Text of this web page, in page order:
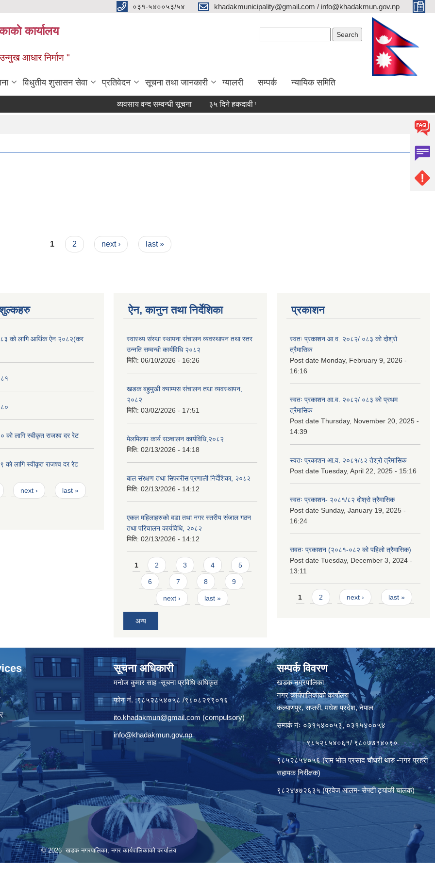
०३१-५४००५३/५४ khadakmunicipality@gmail.com / info@khadakmun.gov.np
कार्यालय
आधार निर्माण "
विधुतीय शुसासन सेवा प्रतिवेदन सूचना तथा जानकारी ग्यालरी सम्पर्क न्यायिक समिति
व्यवसाय वन्द सम्वन्धी सूचना ३५ दिने हकदावी सम्वन्धी सार्वजनिक सूचना
1 2 next › last »
को लागि आर्थिक ऐन २०८२(कर
लागि स्वीकृत राजश्व दर रेट
लागि स्वीकृत राजश्व दर रेट
next › last »
ऐन, कानुन तथा निर्देशिका
स्वास्थ्य संस्था स्थापना संचालन व्यवस्थापन तथा स्तर
उन्नति सम्वन्धी कार्यविधि २०८२
मिति: 06/10/2026 - 16:26
खडक बहुमुखी क्याम्पस संचालन तथा व्यवस्थापन,
२०८२
मिति: 03/02/2026 - 17:51
मेलमिलाप कार्य सञ्चालन कार्यविधि,२०८२
मिति: 02/13/2026 - 14:18
बाल संरक्षण तथा सिफारीस प्रणाली निर्देशिका, २०८२
मिति: 02/13/2026 - 14:12
एकल महिलाहरुको वडा तथा नगर स्तरीय संजाल गठन
तथा परिचालन कार्यविधि, २०८२
मिति: 02/13/2026 - 14:12
Pages
1 2 3 4 5
6 7 8 9
next › last »
अन्य
प्रकाशन
स्वतः प्रकाशन आ.व. २०८२/ ०८३ को दोश्रो
त्रैमासिक
Post date Monday, February 9, 2026 -
16:16
स्वतः प्रकाशन आ.व. २०८२/ ०८३ को प्रथम
त्रैमासिक
Post date Thursday, November 20, 2025 -
14:39
स्वतः प्रकाशन आ.व. २०८१/८२ तेश्रो त्रैमासिक
Post date Tuesday, April 22, 2025 - 15:16
स्वतः प्रकाशन- २०८१/८२ दोश्रो त्रैमासिक
Post date Sunday, January 19, 2025 -
16:24
सवतः प्रकाशन (२०८१-०८२ को पहिलो त्रैमासिक)
Post date Tuesday, December 3, 2024 -
13:11
Pages
1 2 next › last »
सूचना अधिकारी
मनाेज कुमार साह -सूचना प्रविधि अधिकृत
फोन नं. :९८५२८५४०५८ /९८०८२९९०१६
ito.khadakmun@gmail.com (compulsory)
info@khadakmun.gov.np
सम्पर्क विवरण
खडक नगरपालिका
नगर कार्यपालिकाको कार्यालय
कल्याणपुर, सप्तरी, मधेश प्रदेश, नेपाल
सम्पर्क नंः ०३१५४००५३, ०३१५४००५४
ः ९८५२८५४०६१/ ९८०७७१४०९०
९८५२८५४०५६ (राम भोल प्रसाद चौधरी थारु -नगर प्रहरी
सहायक निरीक्षक)
९८२४७७२६३५ (प्रवेज आलम- सेफ्टी ट्यांकी चालक)
© 2026 खडक नगरपालिका, नगर कार्यपालिकाकाे कार्यालय